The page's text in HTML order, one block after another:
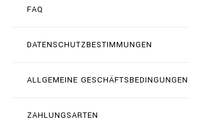
FAQ
DATENSCHUTZBESTIMMUNGEN
ALLGEMEINE GESCHÄFTSBEDINGUNGEN
ZAHLUNGSARTEN